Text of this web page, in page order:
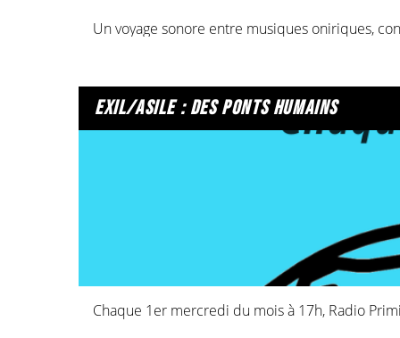
Un voyage sonore entre musiques oniriques,
Des sons inclassables, surprenants,
Et pour accompagner vos insomnies ou vos
La nuit est... magique sur Radio Primitive !
exil/asile : des ponts humains
Chaque 1er mercredi du mois à 17h, Radio